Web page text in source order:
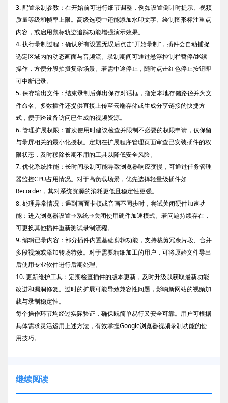
3. 配置录制参数：在开始前可进行细节调整，例如设置倒计时提示、视频
质量等级和帧率上限。高级选项中还能添加水印文字、绘制图形标注重点
内容，或启用鼠标轨迹追踪功能增强演示效果。
4. 执行录制过程：确认所有设置无误后点击“开始录制”，插件会自动捕捉
选定区域内的动态画面与音频流。录制期间可通过悬浮控制栏暂停/继续
操作，方便分段拍摄复杂场景。若需中途停止，随时点击红色停止按钮即
可中断记录。
5. 保存输出文件：结束录制后弹出保存对话框，指定本地存储路径并为文
件命名。多数插件还提供直接上传至云端存储或生成分享链接的快捷方
式，便于跨设备访问已生成的视频资源。
6. 管理扩展权限：首次使用时建议检查并限制不必要的权限申请，仅保留
与录屏相关的最小化授权。定期在扩展程序管理页面审查已安装插件的权
限状态，及时移除长期不用的工具以降低安全风险。
7. 优化系统性能：长时间录制可能导致浏览器响应变慢，可通过任务管理
器监控CPU占用情况。对于高负载场景，优先选择轻量级插件如
Recorder，其对系统资源的消耗更低且稳定性更强。
8. 处理异常情况：遇到画面卡顿或音画不同步时，尝试关闭硬件加速功
能：进入浏览器设置→系统→关闭使用硬件加速模式。若问题持续存在，
可更换其他插件重新测试录制流程。
9. 编辑已录内容：部分插件内置基础剪辑功能，支持裁剪冗余片段、合并
多段视频或添加转场特效。对于需要精细加工的用户，可将原始文件导出
后使用专业软件进行后期处理。
10. 更新维护工具：定期检查插件的版本更新，及时升级以获取最新功能
改进和漏洞修复。过时的扩展可能导致兼容性问题，影响新网站的视频加
载与录制稳定性。
每个操作环节均经过实际验证，确保既简单易行又安全可靠。用户可根据
具体需求灵活运用上述方法，有效掌握Google浏览器视频录制功能的使
用技巧。
继续阅读